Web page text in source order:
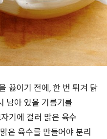
끓이기 전에, 한 번 튀겨 닭
남아 있을 기름기를
기에 걸러 맑은 육수
은 육수를 만들어야 분리